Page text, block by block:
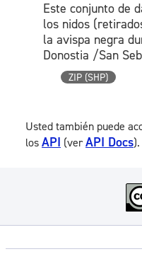
Este conjunto de
los nidos
la avispa negra
Donostia /San
ZIP (SHP)
Usted también puede
los API (verAPI Docs).